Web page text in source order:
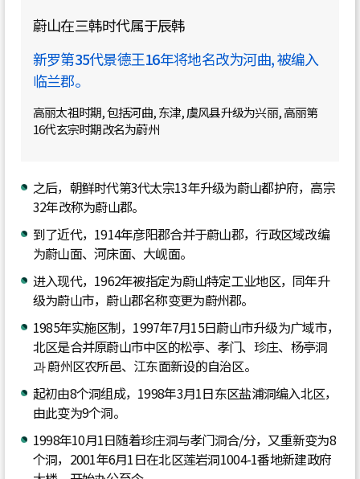
蔚山在三韩时代属于辰韩
新罗第35代景德王16年将地名改为河曲, 被编入
临兰郡。
高丽太祖时期, 包括河曲, 东津, 虞风县升级为兴丽, 高丽第
16代玄宗时期改名为蔚州
之后，朝鲜时代第3代太宗13年升级为蔚山都护府，高宗
32年改称为蔚山郡。
到了近代，1914年彦阳郡合并于蔚山郡，行政区域改编
为蔚山面、河床面、大岘面。
进入现代，1962年被指定为蔚山特定工业地区，同年升
级为蔚山市，蔚山郡名称变更为蔚州郡。
1985年实施区制，1997年7月15日蔚山市升级为广域市，
北区是合并原蔚山市中区的松亭、孝门、珍庄、杨亭洞
과 蔚州区农所邑、江东面新设的自治区。
起初由8个洞组成，1998年3月1日东区盐浦洞编入北区，
由此变为9个洞。
1998年10月1日随着珍庄洞与孝门洞合/分，又重新变为8
个洞，2001年6月1日在北区莲岩洞1004-1番地新建政府